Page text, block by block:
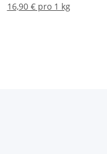
16,90 € pro 1 kg